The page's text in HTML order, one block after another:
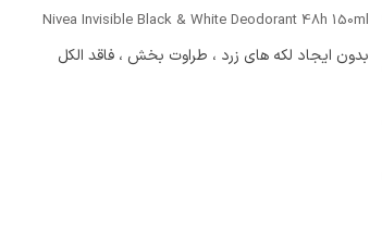
Nivea Invisible Black & White Deodorant 48h 150ml
بدون ایجاد لکه های زرد ، طراوت بخش ، فاقد الکل